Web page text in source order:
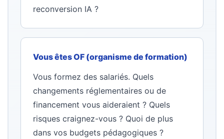
reconversion IA ?
Vous êtes OF (organisme de formation)
Vous formez des salariés. Quels
changements réglementaires ou de
financement vous aideraient ? Quels
risques craignez-vous ? Quoi de plus
dans vos budgets pédagogiques ?